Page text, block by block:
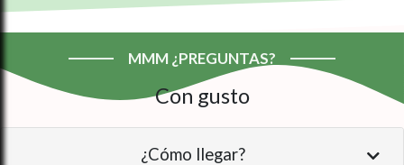
MMM ¿PREGUNTAS?
Con gusto
¿Cómo llegar?